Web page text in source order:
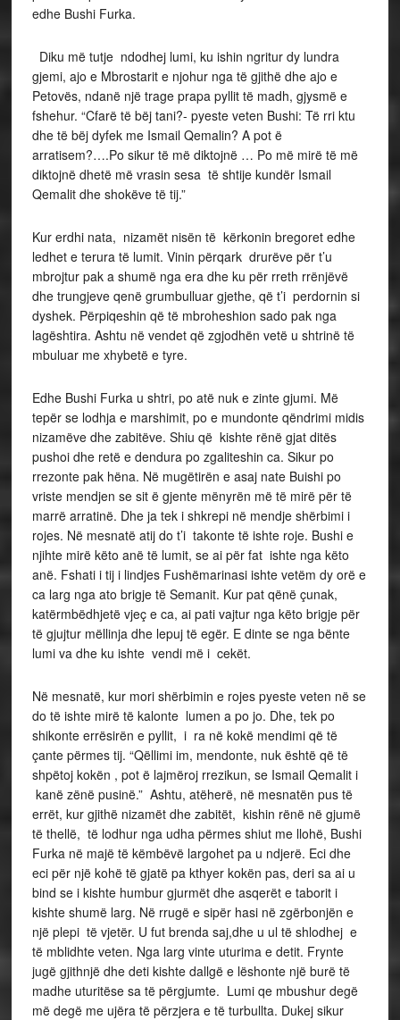
edhe Bushi Furka.
Diku më tutje ndodhej lumi, ku ishin ngritur dy lundra
gjemi, ajo e Mbrostarit e njohur nga të gjithë dhe ajo e
Petovës, ndanë një trage prapa pyllit të madh, gjysmë e
fshehur. “Cfarë të bëj tani?- pyeste veten Bushi: Të rri ktu
dhe të bëj dyfek me Ismail Qemalin? A pot ë
arratisem?….Po sikur të më diktojnë … Po më mirë të më
diktojnë dhetë më vrasin sesa të shtije kundër Ismail
Qemalit dhe shokëve të tij.”
Kur erdhi nata, nizamët nisën të kërkonin bregoret edhe
ledhet e terura të lumit. Vinin përqark drurëve për t’u
mbrojtur pak a shumë nga era dhe ku për rreth rrënjëvë
dhe trungjeve qenë grumbulluar gjethe, që t’i perdornin si
dyshek. Përpiqeshin që të mbroheshion sado pak nga
lagështira. Ashtu në vendet që zgjodhën vetë u shtrinë të
mbuluar me xhybetë e tyre.
Edhe Bushi Furka u shtri, po atë nuk e zinte gjumi. Më
tepër se lodhja e marshimit, po e mundonte qëndrimi midis
nizamëve dhe zabitëve. Shiu që kishte rënë gjat ditës
pushoi dhe retë e dendura po zgaliteshin ca. Sikur po
rrezonte pak hëna. Në mugëtirën e asaj nate Buishi po
vriste mendjen se sit ë gjente mënyrën më të mirë për të
marrë arratinë. Dhe ja tek i shkrepi në mendje shërbimi i
rojes. Në mesnatë atij do t’i takonte të ishte roje. Bushi e
njihte mirë këto anë të lumit, se ai për fat ishte nga këto
anë. Fshati i tij i lindjes Fushëmarinasi ishte vetëm dy orë e
ca larg nga ato brigje të Semanit. Kur pat qënë çunak,
katërmbëdhjetë vjeç e ca, ai pati vajtur nga këto brigje për
të gjujtur mëllinja dhe lepuj të egër. E dinte se nga bënte
lumi va dhe ku ishte vendi më i cekët.
Në mesnatë, kur mori shërbimin e rojes pyeste veten në se
do të ishte mirë të kalonte lumen a po jo. Dhe, tek po
shikonte errësirën e pyllit, i ra në kokë mendimi që të
çante përmes tij. “Qëllimi im, mendonte, nuk është që të
shpëtoj kokën , pot ë lajmëroj rrezikun, se Ismail Qemalit i
kanë zënë pusinë.” Ashtu, atëherë, në mesnatën pus të
errët, kur gjithë nizamët dhe zabitët, kishin rënë në gjumë
të thellë, të lodhur nga udha përmes shiut me llohë, Bushi
Furka në majë të këmbëvë largohet pa u ndjerë. Eci dhe
eci për një kohë të gjatë pa kthyer kokën pas, deri sa ai u
bind se i kishte humbur gjurmët dhe asqerët e taborit i
kishte shumë larg. Në rrugë e sipër hasi në zgërbonjën e
një plepi të vjetër. U fut brenda saj,dhe u ul të shlodhej e
të mblidhte veten. Nga larg vinte uturima e detit. Frynte
jugë gjithnjë dhe deti kishte dallgë e lëshonte një burë të
madhe uturitëse sa të përgjumte. Lumi qe mbushur degë
më degë me ujëra të përzjera e të turbullta. Dukej sikur